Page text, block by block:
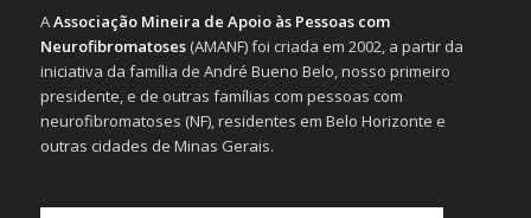
AAssociação Mineira de Apoio às Pessoas com
Neurofibromatoses(AMANF) foi criada em 2002, a partir da
iniciativa da família de André Bueno Belo, nosso primeiro
presidente, e de outras famílias com pessoas com
neurofibromatoses (NF), residentes em Belo Horizonte e
outras cidades de Minas Gerais.